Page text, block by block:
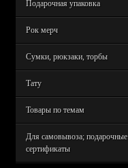
Подарочная упаковка
Рок мерч
Сумки, рюкзаки, торбы
Тату
Товары по темам
Для самовывоза; подарочные
сертификаты